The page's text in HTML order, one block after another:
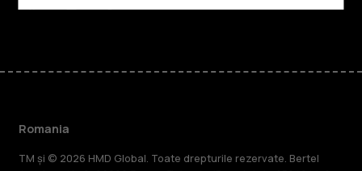
FacebookInstagram
TiktokYoutubeLinkedinDiscord
Romania
TM și © 2026 HMD Global. Toate drepturile rezervate. Bertel